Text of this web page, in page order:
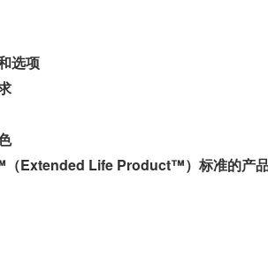
选项
（Extended Life Product™）标准的产